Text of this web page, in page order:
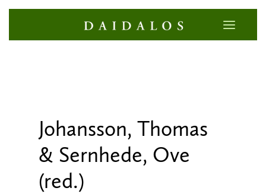
Johansson, Thomas
& Sernhede, Ove
(red.)